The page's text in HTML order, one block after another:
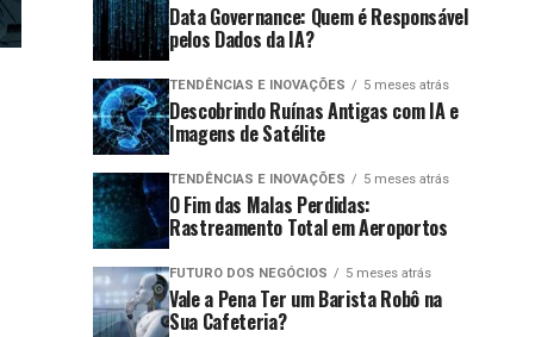
Data Governance: Quem é Responsável
pelos Dados da IA?
TENDÊNCIAS E INOVAÇÕES 5 meses atrás
Descobrindo Ruínas Antigas com IA e
Imagens de Satélite
TENDÊNCIAS E INOVAÇÕES 5 meses atrás
O Fim das Malas Perdidas:
Rastreamento Total em Aeroportos
FUTURO DOS NEGÓCIOS 5 meses atrás
Vale a Pena Ter um Barista Robô na
Sua Cafeteria?